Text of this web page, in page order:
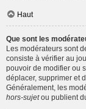
Haut
Que sont les
Les modérateurs sont
consiste à vérifier au
pouvoir de modifier ou
déplacer, supprimer et
Généralement, les
hors-sujetou publient